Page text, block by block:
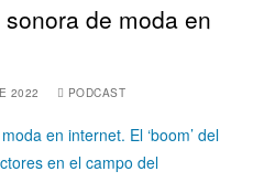
de moda en
2022 PODCAST
en internet. El ‘boom’ del
en el campo del